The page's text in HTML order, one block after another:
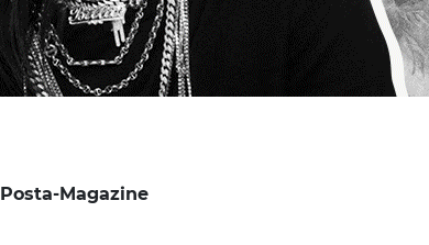
Posta-Magazine